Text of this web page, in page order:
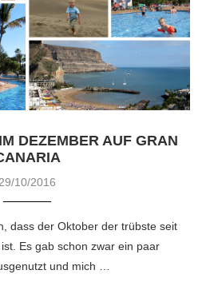
DEZEMBER AUF GRAN
29/10/2016
dass der Oktober der trübste seit
Es gab schon zwar ein paar
und mich …